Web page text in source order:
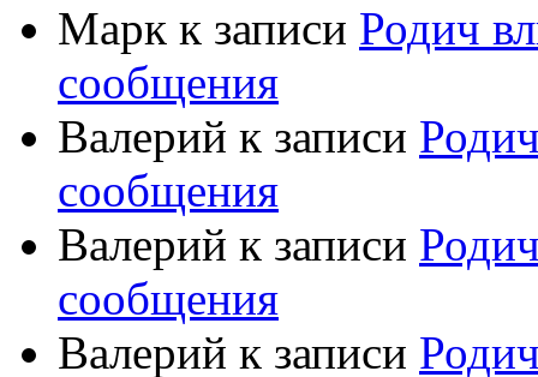
Марк к записи Родич
сообщения
Валерий к записи
сообщения
Валерий к записи
сообщения
Валерий к записи